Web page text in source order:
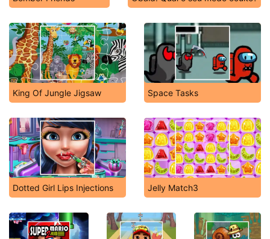
King Of Jungle Jigsaw Space Tasks
Dotted Girl Lips Injections Jelly Match3